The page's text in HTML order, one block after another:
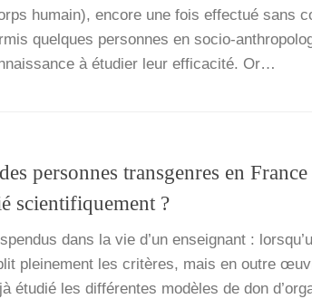
humain), encore une fois effec­tué sans
quelques per­sonnes en socio-
à étu­dier leur effi­ca­ci­té. Or…
personnes transgenres en
scientifiquement ?
dans la vie d’un ensei­gnant :
plei­ne­ment les cri­tères, mais en outre
étu­dié les dif­fé­rentes modèles de don